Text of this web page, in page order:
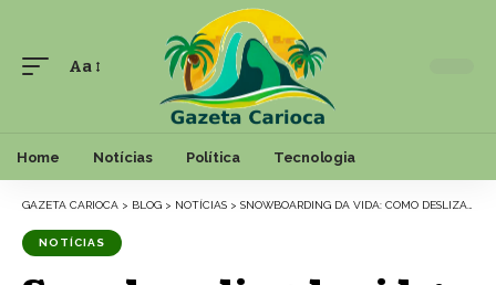
Font
Aa
Home Notícias Política Tecnologia
GAZETA CARIOCA > BLOG > NOTÍCIAS > SNOWBOARDING DA VIDA: COMO DESLIZAR SEM PERDER O CONTROLE DAS SUAS ESCOLHAS
NOTÍCIAS